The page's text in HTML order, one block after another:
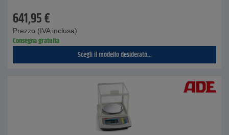
641,95€
Prezzo (IVA inclusa)
Consegna gratuita
Scegli il modello desiderato...